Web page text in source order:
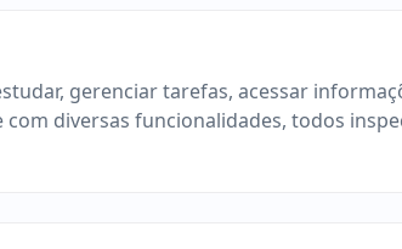
gerenciar tarefas, acessar
diversas funcionalidades, todos